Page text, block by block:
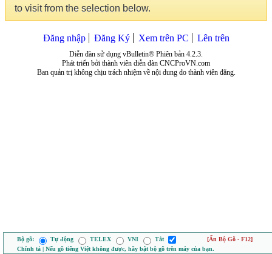
to visit from the selection below.
Đăng nhập Đăng Ký Xem trên PC Lên trên
Diễn đàn sử dụng vBulletin® Phiên bản 4.2.3.
Phát triển bởi thành viên diễn đàn CNCProVN.com
Ban quản trị không chịu trách nhiệm về nội dung do thành viên đăng.
Bộ gõ: Tự động TELEX VNI Tắt
[Ẩn Bộ Gõ - F12]
Chính tả | Nếu gõ tiếng Việt không được, hãy bật bộ gõ trên máy của bạn.